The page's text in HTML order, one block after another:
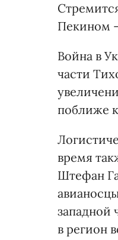
Пекином
Война в
части
поближе
время
Штефан
западной
в регион